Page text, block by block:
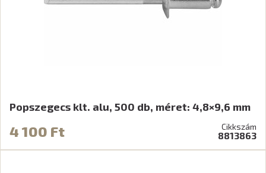
Popszegecs klt. alu, 500 db, méret: 4,8×9,6 mm
4 100 Ft Cikkszám
8813863